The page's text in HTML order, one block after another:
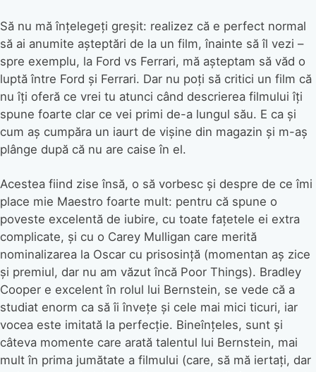
Să nu mă înțelegeți greșit: realizez că e perfect normal
să ai anumite așteptări de la un film, înainte să îl vezi –
spre exemplu, la Ford vs Ferrari, mă așteptam să văd o
luptă între Ford și Ferrari. Dar nu poți să critici un film că
nu îți oferă ce vrei tu atunci când descrierea filmului îți
spune foarte clar ce vei primi de-a lungul său. E ca și
cum aș cumpăra un iaurt de vișine din magazin și m-aș
plânge după că nu are caise în el.
Acestea fiind zise însă, o să vorbesc și despre de ce îmi
place mie Maestro foarte mult: pentru că spune o
poveste excelentă de iubire, cu toate fațetele ei extra
complicate, și cu o Carey Mulligan care merită
nominalizarea la Oscar cu prisosință (momentan aș zice
și premiul, dar nu am văzut încă Poor Things). Bradley
Cooper e excelent în rolul lui Bernstein, se vede că a
studiat enorm ca să îi învețe și cele mai mici ticuri, iar
vocea este imitată la perfecție. Bineînțeles, sunt și
câteva momente care arată talentul lui Bernstein, mai
mult în prima jumătate a filmului (care, să mă iertați, dar